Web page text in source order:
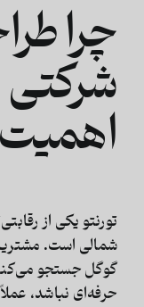
چرا
شرکتی
اهمیت
تورنتو یکی از
شمالی است.
گوگل جستجو
حرفه‌ای نباشد،